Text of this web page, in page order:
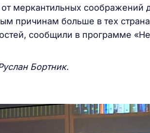
меркантильных соображений
причинам больше в тех
сообщили в программе
Бортник.